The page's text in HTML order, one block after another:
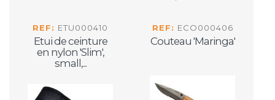
REF: ETU000410
Etui de ceinture
en nylon 'Slim',
small,...
REF: ECO000406
Couteau 'Maringa'